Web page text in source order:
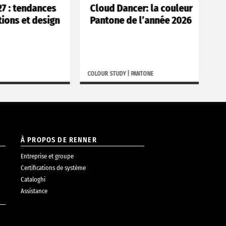
Cloud Dancer: la couleur
Pantone de l’année 2026
COLOUR STUDY|PANTONE
À PROPOS DE RENNER
Entreprise et groupe
Certifications de système
Cataloghi
Assistance